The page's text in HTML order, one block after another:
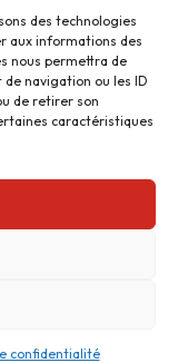
des technologies
aux informations des
nous permettra de
navigation ou les ID
de retirer son
caractéristiques
confidentialité
et prestations